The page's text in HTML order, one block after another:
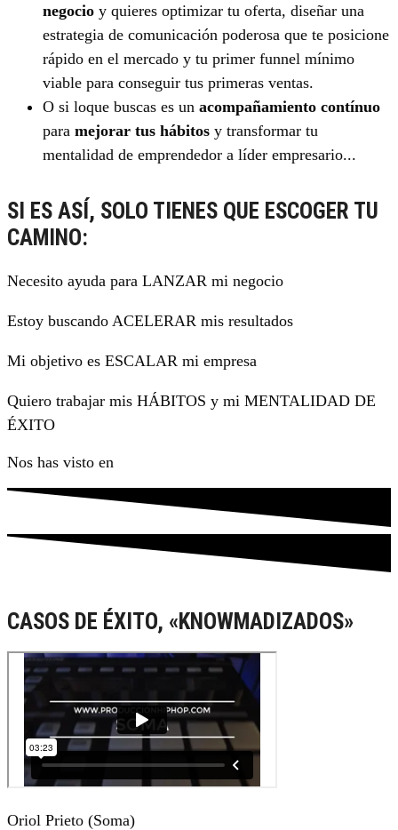
negocio y quieres optimizar tu oferta, diseñar una
estrategia de comunicación poderosa que te posicione
rápido en el mercado y tu primer funnel mínimo
viable para conseguir tus primeras ventas.
O si loque buscas es un acompañamiento contínuo
para mejorar tus hábitos y transformar tu
mentalidad de emprendedor a líder empresario...
SI ES ASÍ, SOLO TIENES QUE ESCOGER TU
CAMINO:
Necesito ayuda para LANZAR mi negocio
Estoy buscando ACELERAR mis resultados
Mi objetivo es ESCALAR mi empresa
Quiero trabajar mis HÁBITOS y mi MENTALIDAD DE
ÉXITO
Nos has visto en
CASOS DE ÉXITO, «KNOWMADIZADOS»
Oriol Prieto (Soma)